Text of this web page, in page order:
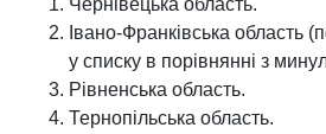
Чернівецька область.
Івано-Франківська область
у списку в порівнянні з
Рівненська область.
Тернопільська область.